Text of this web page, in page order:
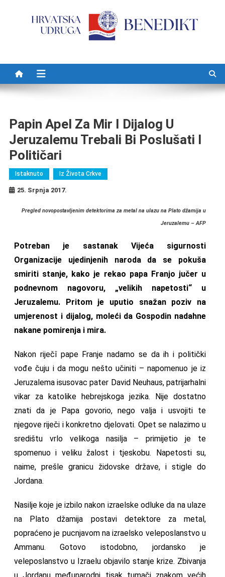
Papin Apel Za Mir I Dijalog U
Jeruzalemu Trebali Bi Poslušati I
Političari
Istaknuto Iz Života Crkve
25. Srpnja 2017.
Pregled novopostavljenim detektorima za metal na ulazu na Plato džamija u
Jeruzalemu – AFP
Potreban je sastanak Vijeća sigurnosti
Organizacije ujedinjenih naroda da se pokuša
smiriti stanje, kako je rekao papa Franjo jučer u
podnevnom nagovoru, „velikih napetosti“ u
Jeruzalemu. Pritom je uputio snažan poziv na
umjerenost i dijalog, moleći da Gospodin nadahne
nakane pomirenja i mira.
Nakon riječî pape Franje nadamo se da ih i politički
vođe čuju i da mogu nešto učiniti – napomenuo je iz
Jeruzalema isusovac pater David Neuhaus, patrijarhalni
vikar za katolike hebrejskoga jezika. Nije dostatno
znati da je Papa govorio, nego valja i usvojiti te
njegove riječi i konkretno djelovati. Opet se nalazimo u
središtu vrlo velikoga nasilja – primijetio je te
spomenuo i veliku žalost i tjeskobu. Napetosti su,
naime, prešle granicu židovske države, i stigle do
Jordana.
Nasilje koje je izbilo nakon izraelske odluke da na ulaze
na Plato džamija postavi detektore za metal,
popraćeno je pucnjavom na izraelsko veleposlanstvo u
Ammanu. Gotovo istodobno, jordansko je
veleposlanstvo u Izraelu objavilo stanje krize. Zbivanja